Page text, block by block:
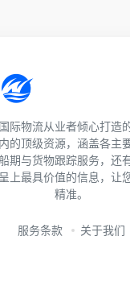
际物流从业者倾心打造
的顶级资源，涵盖各主
期与货物跟踪服务，还
上最具价值的信息，让
精准。
服务条款 关于我们